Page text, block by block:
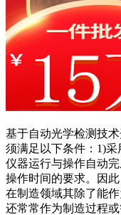
基于自动光学检测技
须满足以下条件：1)
仪器运行与操作自动
操作时间的要求。因
在制造领域其除了能
还常常作为制造过程